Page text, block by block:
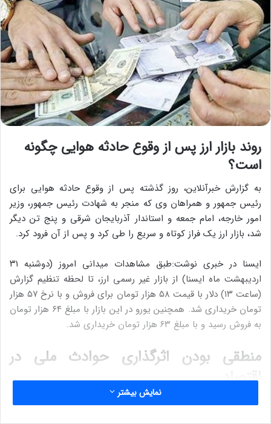
روند بازار ارز پس از وقوع حادثه هوایی چگونه
است؟
به گزارش خبرآنلاین، روز گذشته پس از وقوع حادثه هوایی برای
رئیس جمهور و همراهان وی که منجر به شهادت رئیس جمهور، وزیر
امور خارجه،‌ امام جمعه و استاندار آذربایجان شرقی و پنج تن دیگر
شد، بازار ارز یک فراز کوتاه و سریع را طی کرد و پس از آن فرود کرد.
ایسنا در خبری نوشت:طبق مشاهدات میدانی امروز (دوشنبه ۳۱
اردیبهشت ماه ایسنا) از بازار غیر رسمی ارز، تا لحظه تنظیم گزارش
(ساعت ۱۳) دلار با قیمت ۵۸ هزار تومان برای فروش و با نرخ ۵۷ هزار
تومان خریداری شد. همچنین یورو در این بازار با مبلغ ۶۴ هزار تومان
به فروش رسید و با مبلغ ۶۳ هزار تومان خریداری شد.
منطقی بودن اثرگذاری حوادث ملی در
اقتصاد
این در حالی است که روز گذشته پس از انتشار اخبار سانحه هوایی
نمایش بیشتر